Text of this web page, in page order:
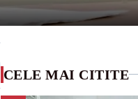
CELE MAI CITITE